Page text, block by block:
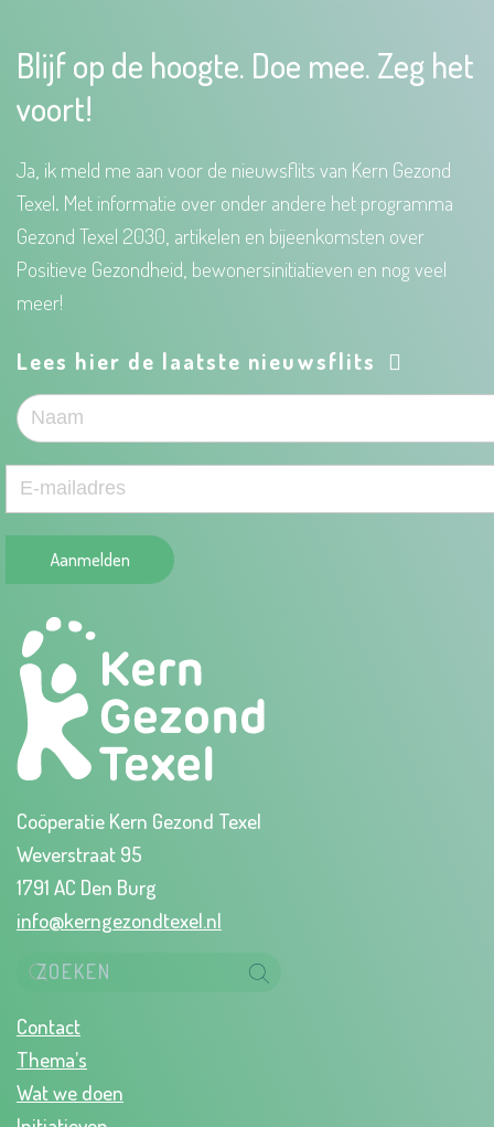
Blijf op de hoogte. Doe mee. Zeg het
voort!
Ja, ik meld me aan voor de nieuwsflits van Kern Gezond
Texel. Met informatie over onder andere het programma
Gezond Texel 2030, artikelen en bijeenkomsten over
Positieve Gezondheid, bewonersinitiatieven en nog veel
meer!
Lees hier de laatste nieuwsflits
Aanmelden
Coöperatie Kern Gezond Texel
Weverstraat 95
1791 AC Den Burg
info@kerngezondtexel.nl
Contact
Thema’s
Wat we doen